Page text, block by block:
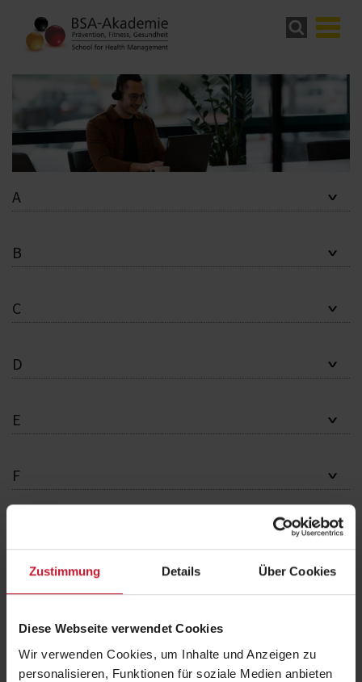
Zustimmung Details Über Cookies
Diese Webseite verwendet Cookies
Wir verwenden Cookies, um Inhalte und Anzeigen zu
personalisieren, Funktionen für soziale Medien anbieten
A
B
C
D
E
F